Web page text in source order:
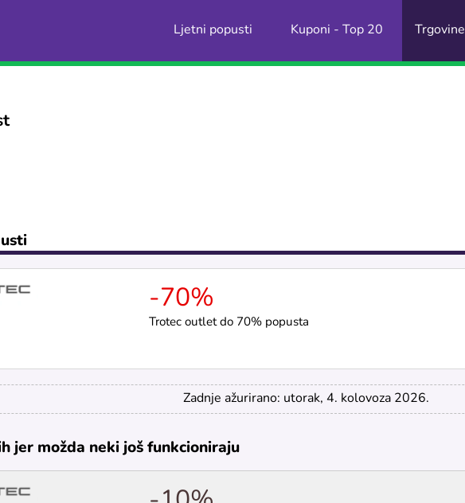
Ljetni popusti Kuponi - Top 20 Trgovine
-70%
Trotec outlet do 70% popusta
Zadnje ažurirano: utorak, 4. kolovoza 2026.
jer možda neki još funkcioniraju